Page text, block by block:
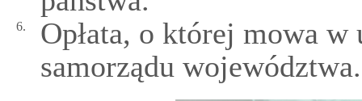
6.
Opłata, o której mowa
samorządu województwa.